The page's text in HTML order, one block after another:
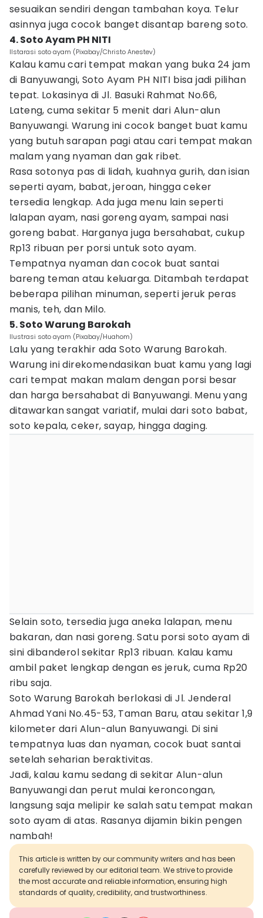
sesuaikan sendiri dengan tambahan koya. Telur
asinnya juga cocok banget disantap bareng soto.
4. Soto Ayam PH NITI
Ilstarasi soto ayam (Pixabay/Christo Anestev)
Kalau kamu cari tempat makan yang buka 24 jam
di Banyuwangi, Soto Ayam PH NITI bisa jadi pilihan
tepat. Lokasinya di Jl. Basuki Rahmat No.66,
Lateng, cuma sekitar 5 menit dari Alun-alun
Banyuwangi. Warung ini cocok banget buat kamu
yang butuh sarapan pagi atau cari tempat makan
malam yang nyaman dan gak ribet.
Rasa sotonya pas di lidah, kuahnya gurih, dan isian
seperti ayam, babat, jeroan, hingga ceker
tersedia lengkap. Ada juga menu lain seperti
lalapan ayam, nasi goreng ayam, sampai nasi
goreng babat. Harganya juga bersahabat, cukup
Rp13 ribuan per porsi untuk soto ayam.
Tempatnya nyaman dan cocok buat santai
bareng teman atau keluarga. Ditambah terdapat
beberapa pilihan minuman, seperti jeruk peras
manis, teh, dan Milo.
5. Soto Warung Barokah
Ilustrasi soto ayam (Pixabay/Huahom)
Lalu yang terakhir ada Soto Warung Barokah.
Warung ini direkomendasikan buat kamu yang lagi
cari tempat makan malam dengan porsi besar
dan harga bersahabat di Banyuwangi. Menu yang
ditawarkan sangat variatif, mulai dari soto babat,
soto kepala, ceker, sayap, hingga daging.
Selain soto, tersedia juga aneka lalapan, menu
bakaran, dan nasi goreng. Satu porsi soto ayam di
sini dibanderol sekitar Rp13 ribuan. Kalau kamu
ambil paket lengkap dengan es jeruk, cuma Rp20
ribu saja.
Soto Warung Barokah berlokasi di Jl. Jenderal
Ahmad Yani No.45-53, Taman Baru, atau sekitar 1,9
kilometer dari Alun-alun Banyuwangi. Di sini
tempatnya luas dan nyaman, cocok buat santai
setelah seharian beraktivitas.
Jadi, kalau kamu sedang di sekitar Alun-alun
Banyuwangi dan perut mulai keroncongan,
langsung saja melipir ke salah satu tempat makan
soto ayam di atas. Rasanya dijamin bikin pengen
nambah!
This article is written by our community writers and has been
carefully reviewed by our editorial team. We strive to provide
the most accurate and reliable information, ensuring high
standards of quality, credibility, and trustworthiness.